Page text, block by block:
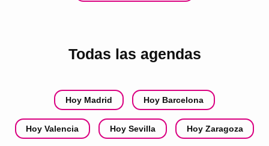
Todas las agendas
Hoy Madrid Hoy Barcelona
Hoy Valencia Hoy Sevilla Hoy Zaragoza